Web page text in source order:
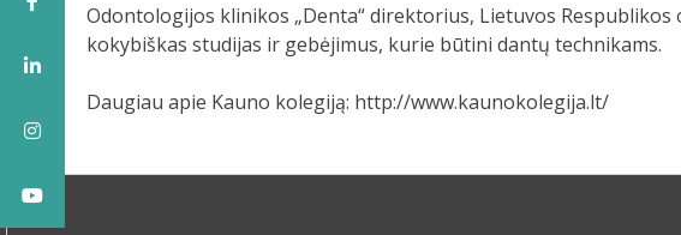
Odontologijos klinikos „Denta“ direktorius, Lietuvos
kokybiškas studijas ir gebėjimus, kurie būtini dantų technikams.
Daugiau apie Kauno kolegiją: http://www.kaunokolegija.lt/